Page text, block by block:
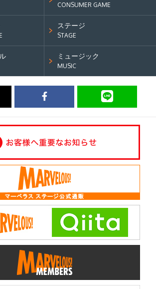
CONSUMER GAME
ステージ
STAGE
ミュージック
MUSIC